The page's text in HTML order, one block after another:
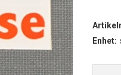
Enhet: